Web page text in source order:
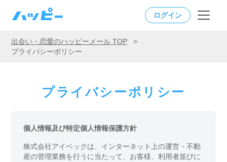
ログイン
出会い・恋愛のハッピーメール TOP
>
プライバシーポリシー
プライバシーポリシー
個人情報及び特定個人情報保護方針
株式会社アイベックは、インターネット上の運営・不動
産の管理業務を行うに当たって、お客様、利用者並びに